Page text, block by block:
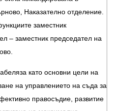
Наказателно отделение.
заместник
– заместник председател на
като основни цели на
на управлението на съда за
правосъдие, развитие